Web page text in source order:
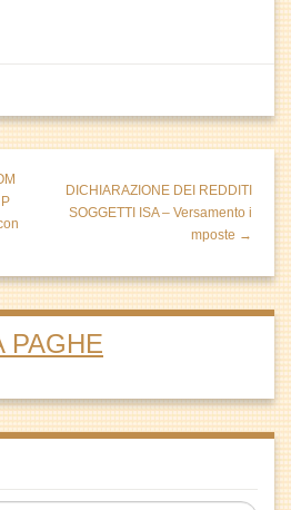
DICHIARAZIONE DEI REDDITI
SOGGETTI ISA – Versamento i
mposte →
PAGHE